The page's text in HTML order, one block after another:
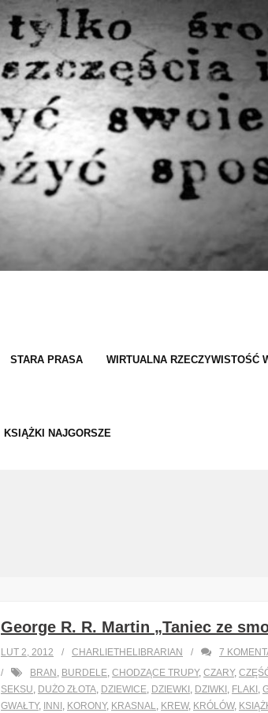
STARA PRASA WIRTUALNA RZECZYWISTOŚĆ
KSIĄŻKI NAJGORSZE
George R. R. Martin „Taniec ze
LUT 2, 2012 CHARLIETHELIBRARIAN 7
BRAN BURDELE CHODZĄCE TRUPY, CZARY,
SEKSU DUŻO ZŁOTA DZIEWICE DZIEWKI DZIWKI FLAKI
GWAŁTY, INNI KORONY, KRASNAL KREW, KRÓLÓW,